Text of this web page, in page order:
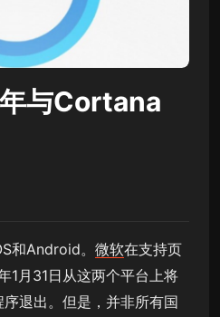
与Cortana
和Android。 微软在支持页
1月31日从这两个平台上将
退出。但是，并非所有国